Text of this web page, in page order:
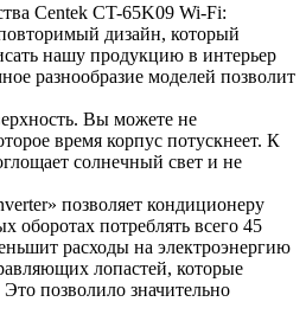
Centek CT-65K09 Wi-Fi:
дизайн, который
нашу продукцию в интерьер
разнообразие моделей позволит
Вы можете не
время корпус потускнеет. К
солнечный свет и не
позволяет кондиционеру
оборотах потреблять всего 45
расходы на электроэнергию
лопастей, которые
позволило значительно